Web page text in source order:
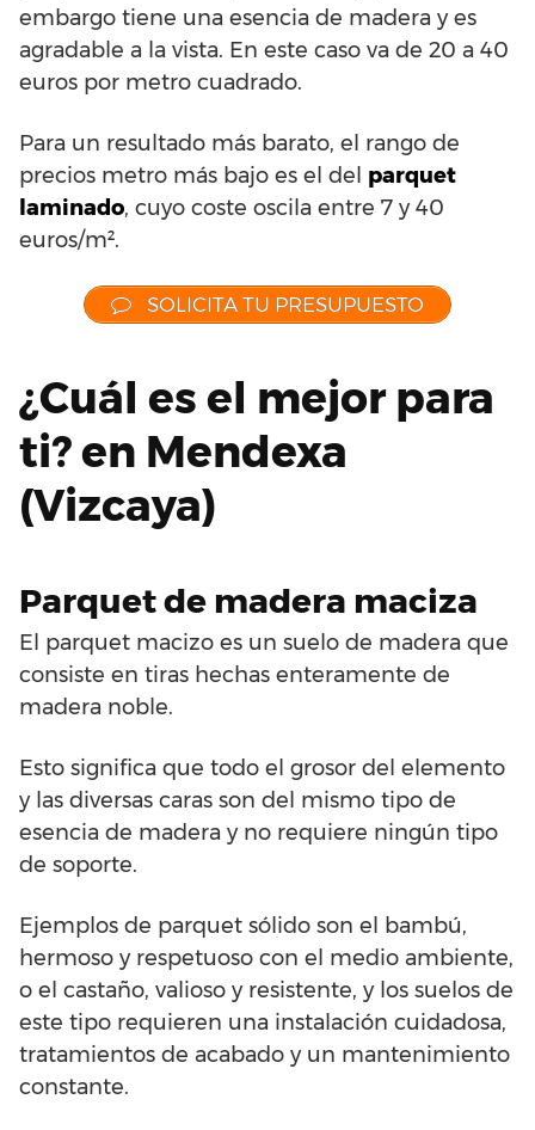
embargo tiene una esencia de madera y es
agradable a la vista. En este caso va de 20 a 40
euros por metro cuadrado.
Para un resultado más barato, el rango de
precios metro más bajo es el del parquet
laminado, cuyo coste oscila entre 7 y 40
euros/m².
SOLICITA TU PRESUPUESTO
¿Cuál es el mejor para
ti? en Mendexa
(Vizcaya)
Parquet de madera maciza
El parquet macizo es un suelo de madera que
consiste en tiras hechas enteramente de
madera noble.
Esto significa que todo el grosor del elemento
y las diversas caras son del mismo tipo de
esencia de madera y no requiere ningún tipo
de soporte.
Ejemplos de parquet sólido son el bambú,
hermoso y respetuoso con el medio ambiente,
o el castaño, valioso y resistente, y los suelos de
este tipo requieren una instalación cuidadosa,
tratamientos de acabado y un mantenimiento
constante.